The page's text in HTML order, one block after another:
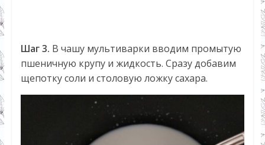
Шаг 3. В чашу мультиварки вводим промытую
пшеничную крупу и жидкость. Сразу добавим
щепотку соли и столовую ложку сахара.